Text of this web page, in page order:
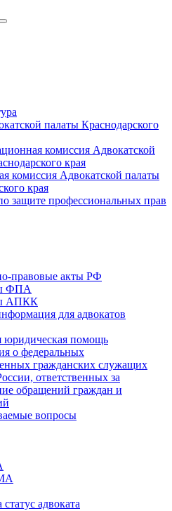
палаты Краснодарского
комиссия Адвокатской
края
комиссия Адвокатской палаты
края
защите профессиональных прав
правовые акты РФ
ФПА
АПКК
для адвокатов
юридическая помощь
о федеральных
гражданских служащих
ответственных за
обращений граждан и
вопросы
адвоката